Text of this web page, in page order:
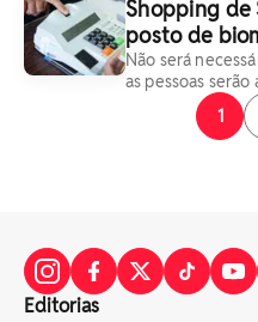
Shopping
posto de
Não será
as pessoas
1
Editorias